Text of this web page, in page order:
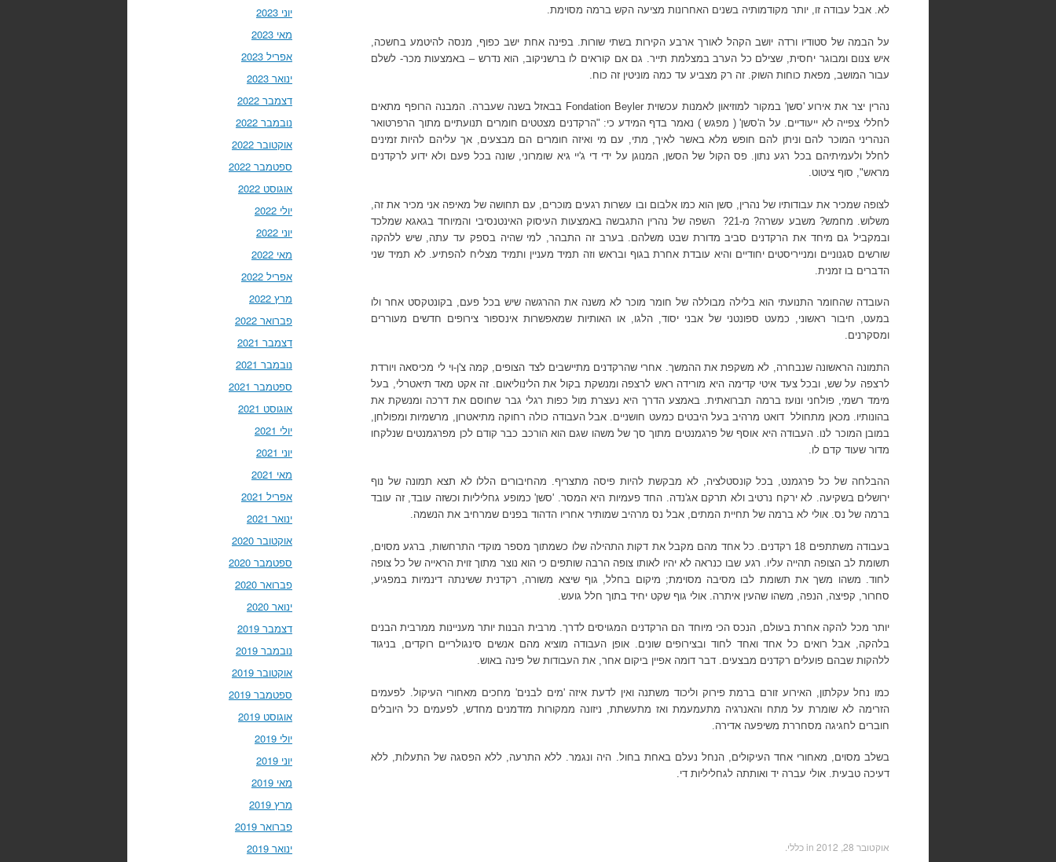
לא. אבל עבודה זו, יותר מקודמותיה בשנים האחרונות מציעה הקש ברמה מסוימת.
על הבמה של סטודיו ורדה יושב הקהל לאורך ארבע הקירות בשתי שורות. בפינה אחת ישב כפוף, מנסה להיטמע בחשכה,
איש צנום ומבוגר יחסית, שצילם כל הערב במצלמת תייר. גם אם קוראים לו ברשניקוב, הוא נדרש – באמצעות מכר- לשלם
עבור המושב, מפאת כוחות השוק. זה רק מצביע עד כמה מוניטין זה כוח.
נהרין יצר את אירוע 'סשן' במקור למוזיאון לאמנות עכשוית Fondation Beyler בבאזל בשנה שעברה. המבנה הרופף מתאים
לחללי צפייה לא ייעודיים. על ה'סשן' ( מפגש ) נאמר בדף המידע כי: "הרקדנים מצטטים חומרים תנועתיים מתוך הרפרטואר
הנהריני המוכר להם וניתן להם חופש מלא באשר לאיך, מתי, עם מי ואיזה חומרים הם מבצעים, אך עליהם להיות זמינים
לחלל ולעמיתיהם בכל רגע נתון. פס הקול של הסשן, המנוגן על ידי די ג'יי גיא שומרוני, שונה בכל פעם ולא ידוע לרקדנים
מראש", סוף ציטוט.
לצופה שמכיר את עבודותיו של נהרין, סשן הוא כמו אלבום ובו עשרות רגעים מוכרים, עם תחושה של מאיפה אני מכיר את זה,
משלוש. מחמש? משבע עשרה? מ-21?
השפה של נהרין התגבשה באמצעות העיסוק האינטנסיבי והמיוחד בגאגא שמלכד
ובמקביל גם מיחד את הרקדנים סביב מדורת שבט משלהם. בערב זה התבהר, למי שהיה בספק עד עתה, שיש ללהקה
שורשים סגנוניים ומנייריסטים יחודיים והיא עובדת אחרת בגוף ובראש וזה תמיד מעניין ותמיד מצליח להפתיע. לא תמיד שני
הדברים בו זמנית.
העובדה שהחומר התנועתי הוא בלילה מבוללה של חומר מוכר לא משנה את ההרגשה שיש בכל פעם, בקונטקסט אחר ולו
במעט, חיבור ראשוני, כמעט ספונטני של אבני יסוד, הלגו, או האותיות שמאפשרות אינספור צירופים חדשים מעוררים
ומסקרנים.
התמונה הראשונה שנבחרה, לא משקפת את ההמשך. אחרי שהרקדנים מתיישבים לצד הצופים, קמה צ'ן-וי לי מכיסאה ויורדת
לרצפה על שש, ובכל צעד איטי קדימה היא מורידה ראש לרצפה ומנשקת בקול את הלינוליאום. זה אקט מאד תיאטרלי, בעל
מימד רשמי, פולחני ונועז ברמה תברואתית. באמצע הדרך היא נעצרת מול כפות רגלי גבר שחוסם את דרכה ומנשקת את
בהונותיו. מכאן מתחולל דואט מרהיב בעל היבטים כמעט חושניים. אבל העבודה כולה רחוקה מתיאטרון, מרשמיות ומפולחן,
במובן המוכר לנו. העבודה היא אוסף של פרגמנטים מתוך סך של משהו שגם הוא הורכב כבר קודם לכן מפרגמנטים שנלקחו
מדור שעוד קדם לו.
ההבלחה של כל פרגמנט, בכל קונסטלציה, לא מבקשת להיות פיסה מתצריף. מהחיבורים הללו לא תצא תמונה של נוף
ירושלים בשקיעה. לא ירקח נרטיב ולא תרקם אג'נדה. החד פעמיות היא המסר. 'סשן' כמופע גחליליות וכשזה עובד, זה עובד
ברמה של נס. אולי לא ברמה של תחיית המתים, אבל נס מרהיב שמותיר אחריו הדהוד בפנים שמרחיב את הנשמה.
בעבודה משתתפים 18 רקדנים. כל אחד מהם מקבל את דקות התהילה שלו כשמתוך מספר מוקדי התרחשות, ברגע מסוים,
תשומת לב הצופה תהייה עליו. רגע שבו כנראה לא יהיו לאותו צופה הרבה שותפים כי הוא נוצר מתוך זוית הראייה של כל צופה
לחוד. משהו משך את תשומת לבו מסיבה מסוימת; מיקום בחלל, גוף שיצא משורה, רקדנית ששינתה דינמיות במפגיע,
סחרור, קפיצה, הנפה, משהו שהעין איתרה. אולי גוף שקט יחיד בתוך חלל גועש.
יותר מכל להקה אחרת בעולם, הנכס הכי מיוחד הם הרקדנים המגויסים לדרך. מרבית הבנות יותר מעניינות ממרבית הבנים
בלהקה, אבל רואים כל אחד ואחד לחוד ובצירופים שונים. אופן העבודה מוציא מהם אנשים סינגולריים רוקדים, בניגוד
ללהקות שבהם פועלים רקדנים מבצעים. דבר דומה אפיין ביקום אחר, את העבודות של פינה באוש.
כמו נחל עקלתון, האירוע זורם ברמת פירוק וליכוד משתנה ואין לדעת איזה 'מים לבנים' מחכים מאחורי העיקול. לפעמים
הזרימה לא שומרת על מתח והאנרגיה מתעמעמת ואז מתעשתת, ניזונה ממקורות מזדמנים מחדש, לפעמים כל היובלים
חוברים לחגיגה מסחררת משיפעה אדירה.
בשלב מסוים, מאחורי אחד העיקולים, הנחל נעלם באחת בחול. היה ונגמר. ללא התרעה, ללא הפסגה של התעלות, ללא
דעיכה טבעית. אולי עברה יד ואותתה לגחליליות די.
אוקטובר 28, 2012
יוני 2023
מאי 2023
אפריל 2023
ינואר 2023
דצמבר 2022
נובמבר 2022
אוקטובר 2022
ספטמבר 2022
אוגוסט 2022
יולי 2022
יוני 2022
מאי 2022
אפריל 2022
מרץ 2022
פברואר 2022
דצמבר 2021
נובמבר 2021
ספטמבר 2021
אוגוסט 2021
יולי 2021
יוני 2021
מאי 2021
אפריל 2021
ינואר 2021
אוקטובר 2020
ספטמבר 2020
פברואר 2020
ינואר 2020
דצמבר 2019
נובמבר 2019
אוקטובר 2019
ספטמבר 2019
אוגוסט 2019
יולי 2019
יוני 2019
מאי 2019
מרץ 2019
פברואר 2019
ינואר 2019